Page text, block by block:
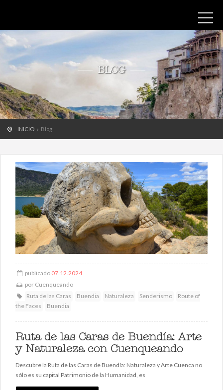
BLOG
INICIO Blog
publicado 07.12.2024
por Cuenqueando
Ruta de las Caras
Buendia Naturaleza Senderismo
Route of
the Faces
Buendia
Ruta de las Caras de Buendía: Arte
y Naturaleza con Cuenqueando
Descubre la Ruta de las Caras de Buendía: Naturaleza y Arte Cuenca no
sólo es su capital Patrimonio de la Humanidad, es